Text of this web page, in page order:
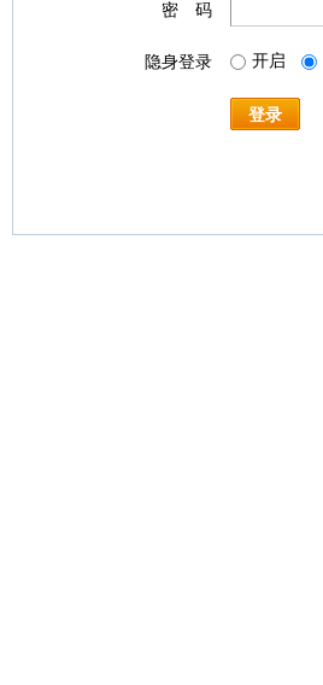
密 码
隐身登录 开启
登录